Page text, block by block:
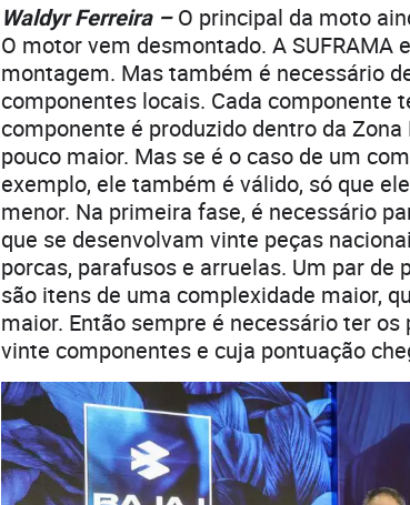
Waldyr Ferreira –O principal da moto
O motor vem desmontado. A SUFRAMA
montagem. Mas também é necessário
componentes locais. Cada componente
componente é produzido dentro da
pouco maior. Mas se é o caso de um
exemplo, ele também é válido, só que
menor. Na primeira fase, é necessário
que se desenvolvam vinte peças
porcas, parafusos e arruelas. Um par de
são itens de uma complexidade maior,
maior. Então sempre é necessário ter
vinte componentes e cuja pontuação